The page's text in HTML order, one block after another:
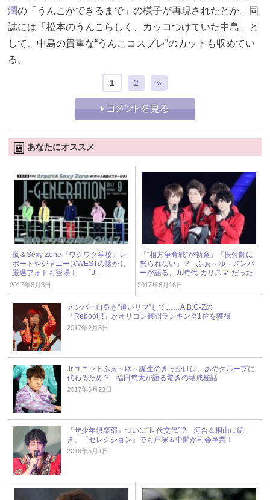
潤の「うんこができるまで」の様子が再現されたとか。同
誌には「松本のうんこらしく、カッコつけていた中島」と
して、中島の貴重な“うんこコスプレ”のカットも収めてい
る。
1 2 »
あなたにオススメ
嵐＆Sexy Zone『ワクワク学校』レ
ポートやジャニーズWESTの懐かし
厳選フォトも登場！ 「J-
GENERATION」2017年9月号
2017年8月3日
「“相方争奪戦”が勃発」「振付師に
怒られない」!? ふぉ～ゆ～メンバ
ーが語る、Jr.時代“カリスマ”だった
人とは？
2017年6月16日
メンバー自身も“追いリブ”して……A.B.C-Zの
「Reboot!!!」がオリコン週間ランキング1位を獲得
2017年2月8日
Jr.ユニットふぉ～ゆ～誕生のきっかけは、あのグループに
代わるため!? 福田悠太が語る驚きの結成秘話
2017年6月23日
『ザ少年倶楽部』ついに“世代交代”!? 河合＆桐山に続
き、「セレクション」でも戸塚＆中間が司会卒業！
2018年5月1日